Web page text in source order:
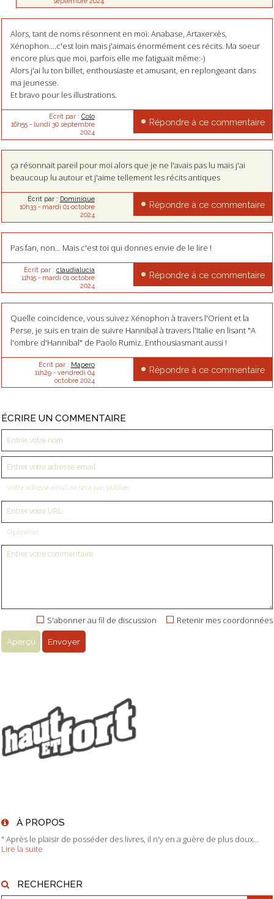
Alors, tant de noms résonnent en moi: Anabase, Artaxerxès,
Xénophon....c'est loin mais j'aimais énormément ces récits. Ma soeur
encore plus que moi, parfois elle me fatiguait même:-)
Alors j'ai lu ton billet, enthousiaste et amusant, en replongeant dans
ma jeunesse.
Et bravo pour les illustrations.
Écrit par : Colo
16h55- lundi 30 septembre
2024
Répondre à ce commentaire
ça résonnait pareil pour moi alors que je ne l'avais pas lu mais j'ai
beaucoup lu autour et j'aime tellement les récits antiques
Écrit par : Dominique
10h33- mardi 01 octobre
2024
Répondre à ce commentaire
Pas fan, non... Mais c'est toi qui donnes envie de le lire !
Écrit par : claudialucia
11h15- mardi 01 octobre
2024
Répondre à ce commentaire
Quelle coïncidence, vous suivez Xénophon à travers l'Orient et la
Perse, je suis en train de suivre Hannibal à travers l'Italie en lisant "A
l'ombre d'Hannibal" de Paolo Rumiz. Enthousiasmant aussi !
Écrit par : Mapero
11h29- vendredi 04
octobre 2024
Répondre à ce commentaire
ÉCRIRE UN COMMENTAIRE
Votre adresse email ne sera pas publiée
Optionnel
Retenir mes coordonnées
S'abonner au fil de discussion
À PROPOS
" Après le plaisir de posséder des livres, il n'y en a guère de plus doux...
Lire la suite
RECHERCHER